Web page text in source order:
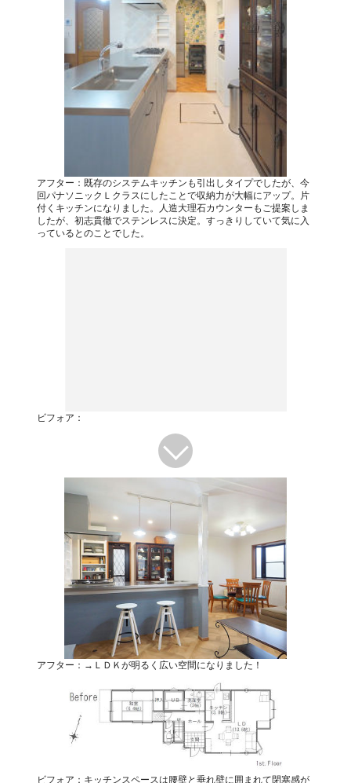
アフター：既存のシステムキッチンも引出しタイプでしたが、今
回パナソニックＬクラスにしたことで収納力が大幅にアップ。片
付くキッチンになりました。人造大理石カウンターもご提案しま
したが、初志貫徹でステンレスに決定。すっきりしていて気に入
っているとのことでした。
ビフォア：
アフター：→ＬＤＫが明るく広い空間になりました！
ビフォア：キッチンスペースは腰壁と垂れ壁に囲まれて閉塞感が